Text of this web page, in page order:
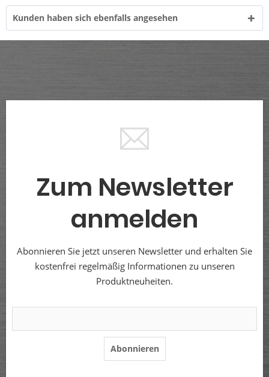
Kunden haben sich ebenfalls angesehen
Zum Newsletter
anmelden
Abonnieren Sie jetzt unseren Newsletter und erhalten Sie
kostenfrei regelmäßig Informationen zu unseren
Produktneuheiten.
Abonnieren